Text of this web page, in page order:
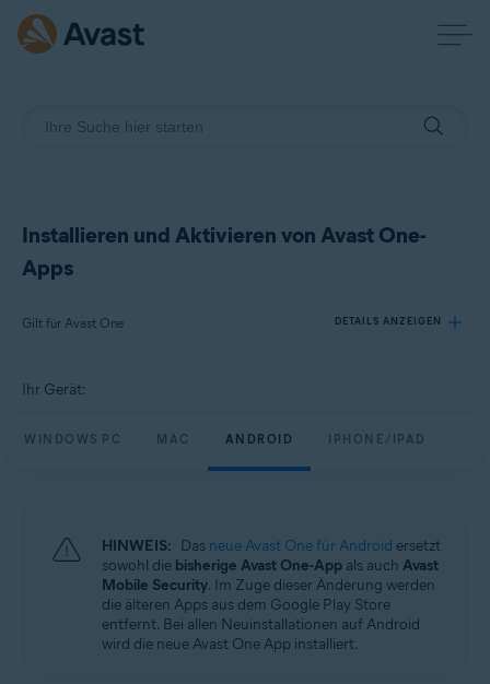
Installieren und Aktivieren von Avast One-
Apps
Gilt für Avast One DETAILS ANZEIGEN
Avast One
Ihr Gerät:
WINDOWS PC MAC ANDROID IPHONE/IPAD
HINWEIS: Das neue Avast One für Android ersetzt
sowohl die bisherige Avast One-App als auch Avast
Mobile Security. Im Zuge dieser Änderung werden
die älteren Apps aus dem Google Play Store
entfernt. Bei allen Neuinstallationen auf Android
wird die neue Avast One App installiert.